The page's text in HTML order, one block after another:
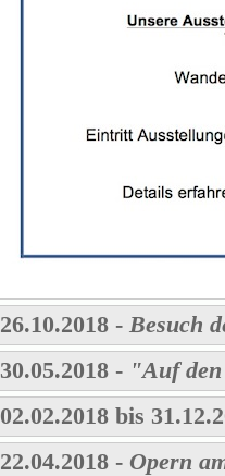
26.10.2018 - Besuch
30.05.2018 - "Auf
02.02.2018 bis
22.04.2018 - Opern